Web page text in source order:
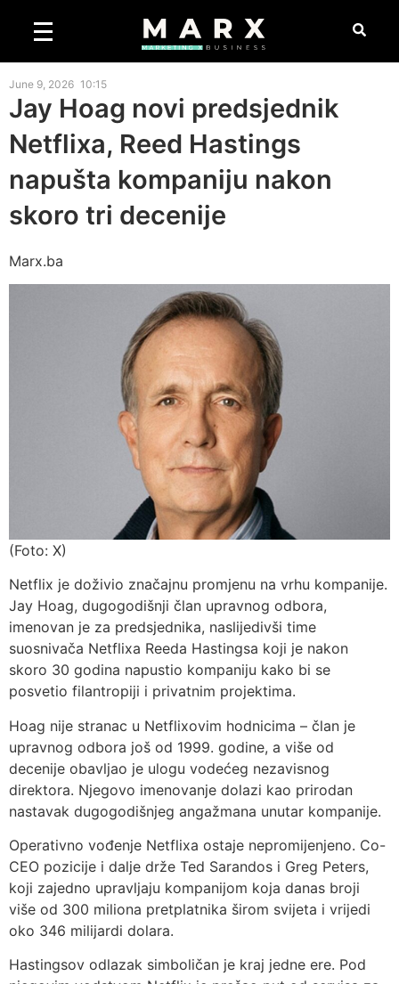
June 9, 2026 10:15
Jay Hoag novi predsjednik
Netflixa, Reed Hastings
napušta kompaniju nakon
skoro tri decenije
Marx.ba
(Foto: X)
Netflix je doživio značajnu promjenu na vrhu kompanije.
Jay Hoag, dugogodišnji član upravnog odbora,
imenovan je za predsjednika, naslijedivši time
suosnivača Netflixa Reeda Hastingsa koji je nakon
skoro 30 godina napustio kompaniju kako bi se
posvetio filantropiji i privatnim projektima.
Hoag nije stranac u Netflixovim hodnicima – član je
upravnog odbora još od 1999. godine, a više od
decenije obavljao je ulogu vodećeg nezavisnog
direktora. Njegovo imenovanje dolazi kao prirodan
nastavak dugogodišnjeg angažmana unutar kompanije.
Operativno vođenje Netflixa ostaje nepromijenjeno. Co-
CEO pozicije i dalje drže Ted Sarandos i Greg Peters,
koji zajedno upravljaju kompanijom koja danas broji
više od 300 miliona pretplatnika širom svijeta i vrijedi
oko 346 milijardi dolara.
Hastingsov odlazak simboličan je kraj jedne ere. Pod